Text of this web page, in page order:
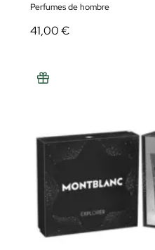
Perfumes de hombre
41,00 €